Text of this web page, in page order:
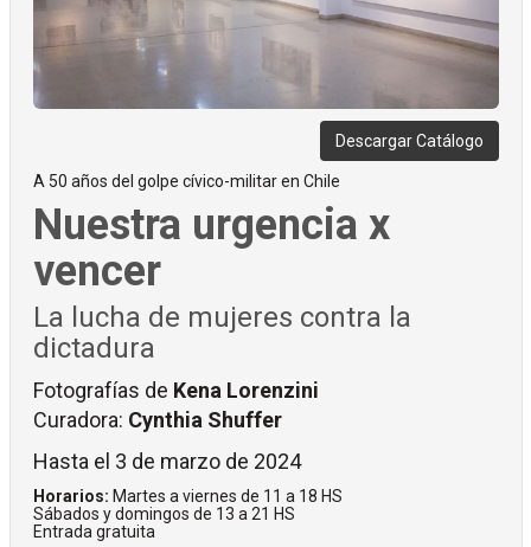
Descargar Catálogo
A 50 años del golpe cívico-militar en Chile
Nuestra urgencia x
vencer
La lucha de mujeres contra la
dictadura
Fotografías de Kena Lorenzini
Curadora: Cynthia Shuffer
Hasta el 3 de marzo de 2024
Horarios: Martes a viernes de 11 a 18 HS
Sábados y domingos de 13 a 21 HS
Entrada gratuita